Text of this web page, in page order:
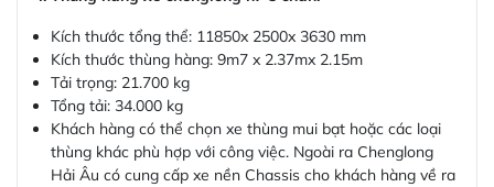
Kích thước tổng thể: 11850x 2500x 3630 mm
Kích thước thùng hàng: 9m7 x 2.37mx 2.15m
Tải trọng: 21.700 kg
Tổng tải: 34.000 kg
Khách hàng có thể chọn xe thùng mui bạt hoặc các loại
thùng khác phù hợp với công việc. Ngoài ra Chenglong
Hải Âu có cung cấp xe nền Chassis cho khách hàng về ra